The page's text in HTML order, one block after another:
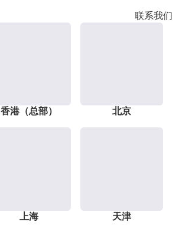
联系我们
香港（总部） 北京
上海 天津